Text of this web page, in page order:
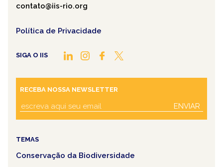
contato@iis-rio.org
Política de Privacidade
SIGA O IIS
RECEBA NOSSA NEWSLETTER
ENVIAR
TEMAS
Conservação da Biodiversidade